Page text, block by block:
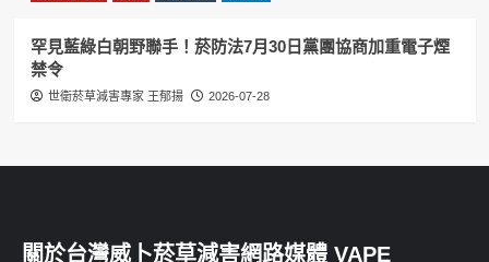
罕見藍綠白朝野聯手！菸防法7月30日黨團協商加重電子煙
禁令
世衛菸草減害專家 王郁揚 2026-07-28
關於台灣威卜菸草減害網路媒體 VAPE